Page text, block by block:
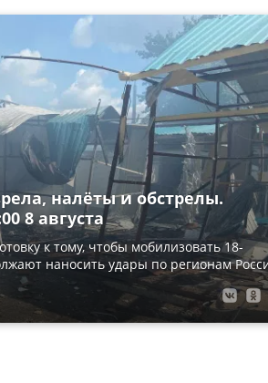
налёты и обстрелы.
8 августа
к тому, чтобы мобилизовать 18-
наносить удары по регионам